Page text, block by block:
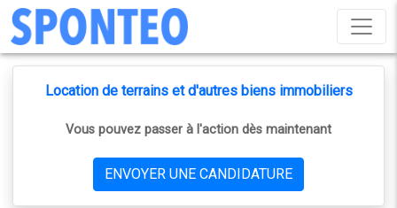
Location de terrains et d'autres biens immobiliers
Vous pouvez passer à l'action dès maintenant
ENVOYER UNE CANDIDATURE